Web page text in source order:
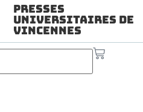
Presses
Universitaires de
Vincennes